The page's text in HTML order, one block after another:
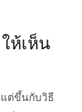
ห้เห็น
แต่ขึ้นกับวิธี